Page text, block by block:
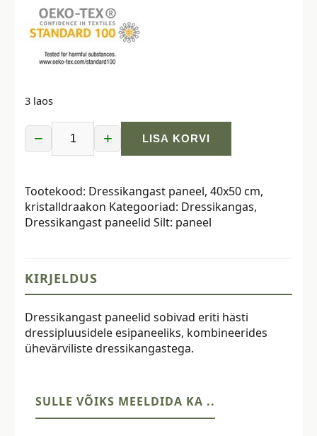
3 laos
−
Dressikangast
paneel,
cm,
kristalldraakon
kogus
+ LISA KORVI
Tootekood: Dressikangast paneel, 40x50 cm,
kristalldraakon Kategooriad: Dressikangas,
Dressikangast paneelid Silt: paneel
KIRJELDUS
Dressikangast paneelid sobivad eriti hästi
dressipluusidele esipaneeliks, kombineerides
ühevärviliste dressikangastega.
SULLE VÕIKS MEELDIDA KA ..